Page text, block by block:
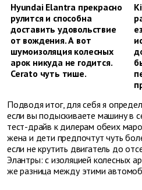
Hyundai Elantra прекрасно
рулится и способна
доставить удовольствие
от вождения. А вот
шумоизоляция колесных
арок никуда не годится.
Cerato чуть тише.
Подводя итог, для себя я
если вы подыскиваете машину в
тест-драйв к дилерам обеих
жена и дети предпочтут чуть
если не крутить двигатель до
Элантры: с изоляцией колесных
же разница между этими